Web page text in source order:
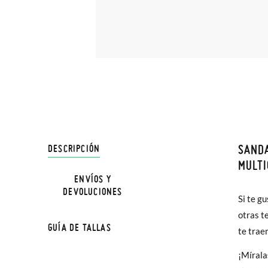
DESCRIPCIÓN
Si te
otras
te
ENVÍOS Y
DEVOLUCIONES
En
hasta
poco
En
Sólo
GUÍA DE TALLAS
la
TALLA